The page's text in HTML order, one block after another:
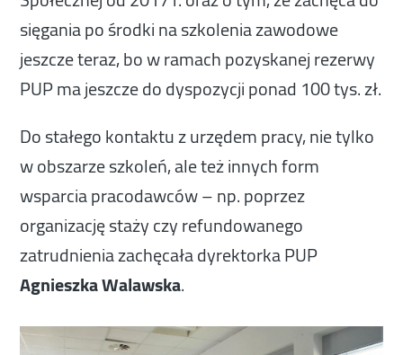
sięgania po środki na szkolenia zawodowe
jeszcze teraz, bo w ramach pozyskanej rezerwy
PUP ma jeszcze do dyspozycji ponad 100 tys. zł.
Do stałego kontaktu z urzędem pracy, nie tylko
w obszarze szkoleń, ale też innych form
wsparcia pracodawców – np. poprzez
organizację staży czy refundowanego
zatrudnienia zachęcała dyrektorka PUP
Agnieszka Walawska.